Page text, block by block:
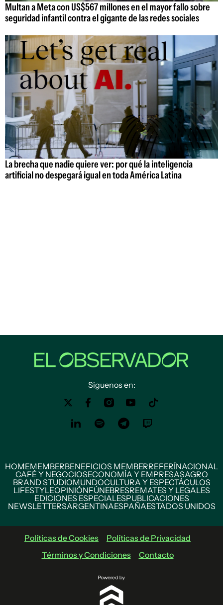
Multan a Meta con US$567 millones en el mayor fallo sobre
seguridad infantil contra el gigante de las redes sociales
La brecha que nadie quiere ver: por qué la inteligencia
artificial no despegará igual en toda América Latina
Siguenos en:
HOMEMEMBERBENEFICIOS MEMBERREFERÍNACIONAL
CAFÉ Y NEGOCIOSECONOMÍA Y EMPRESASAGRO
BRAND STUDIOMUNDOCULTURA Y ESPECTÁCULOS
LIFESTYLEOPINIÓNFÚNEBRESREMATES Y LEGALES
EDICIONES ESPECIALESPUBLICACIONES
NEWSLETTERSARGENTINAESPAÑAESTADOS UNIDOS
Políticas de Cookies
Políticas de Privacidad
Términos y Condiciones
Contacto